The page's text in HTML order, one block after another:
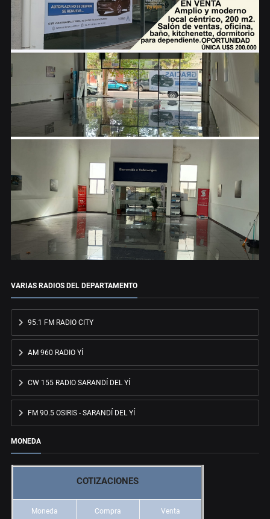
VARIAS RADIOS DEL DEPARTAMENTO
95.1 FM RADIO CITY
AM 960 RADIO YÍ
CW 155 RADIO SARANDÍ DEL YÍ
FM 90.5 OSIRIS - SARANDÍ DEL YÍ
MONEDA
COTIZACIONES
Moneda Compra Venta